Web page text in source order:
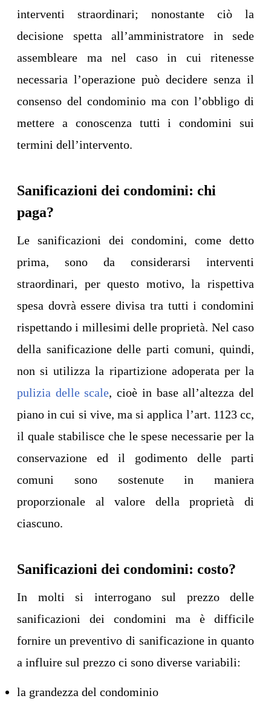
interventi straordinari; nonostante ciò la
decisione spetta all’amministratore in sede
assembleare ma nel caso in cui ritenesse
necessaria l’operazione può decidere senza il
consenso del condominio ma con l’obbligo di
mettere a conoscenza tutti i condomini sui
termini dell’intervento.
Sanificazioni dei condomini: chi
paga?
Le sanificazioni dei condomini, come detto
prima, sono da considerarsi interventi
straordinari, per questo motivo, la rispettiva
spesa dovrà essere divisa tra tutti i condomini
rispettando i millesimi delle proprietà. Nel caso
della sanificazione delle parti comuni, quindi,
non si utilizza la ripartizione adoperata per la
pulizia delle scale, cioè in base all’altezza del
piano in cui si vive, ma si applica l’art. 1123 cc,
il quale stabilisce che le spese necessarie per la
conservazione ed il godimento delle parti
comuni sono sostenute in maniera
proporzionale al valore della proprietà di
ciascuno.
Sanificazioni dei condomini: costo?
In molti si interrogano sul prezzo delle
sanificazioni dei condomini ma è difficile
fornire un preventivo di sanificazione in quanto
a influire sul prezzo ci sono diverse variabili:
la grandezza del condominio